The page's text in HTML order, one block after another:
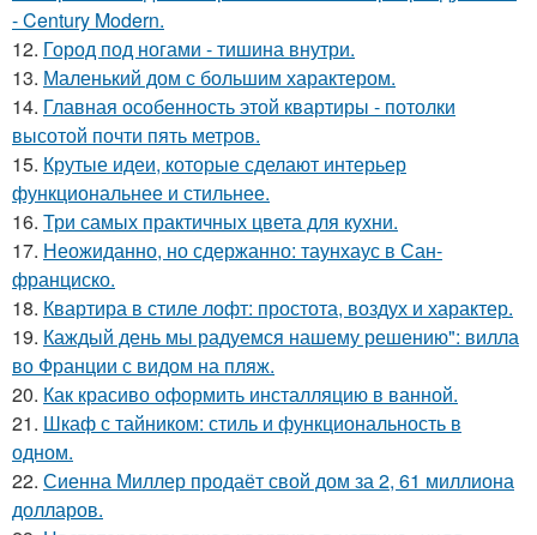
- Century Modern.
12. Город под ногами - тишина внутри.
13. Маленький дом с большим характером.
14. Главная особенность этой квартиры - потолки
высотой почти пять метров.
15. Крутые идеи, которые сделают интерьер
функциональнее и стильнее.
16. Три самых практичных цвета для кухни.
17. Неожиданно, но сдержанно: таунхаус в Сан-
франциско.
18. Квартира в стиле лофт: простота, воздух и характер.
19. Каждый день мы радуемся нашему решению": вилла
во Франции с видом на пляж.
20. Как красиво оформить инсталляцию в ванной.
21. Шкаф с тайником: стиль и функциональность в
одном.
22. Сиенна Миллер продаёт свой дом за 2, 61 миллиона
долларов.